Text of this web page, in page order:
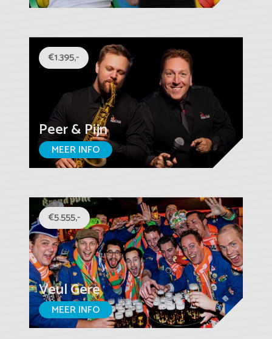
€1.395,-
Peer & Pijn
MEER INFO
€5.555,-
Veul Gere
MEER INFO